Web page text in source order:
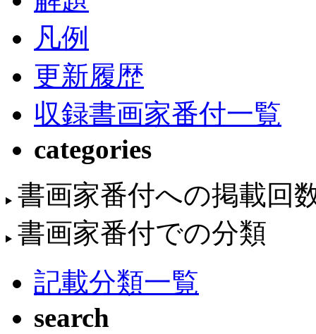
凡例
更新履歴
収録書画家番付一覧
categories
書画家番付への掲載回
書画家番付での分類
記載分類一覧
search